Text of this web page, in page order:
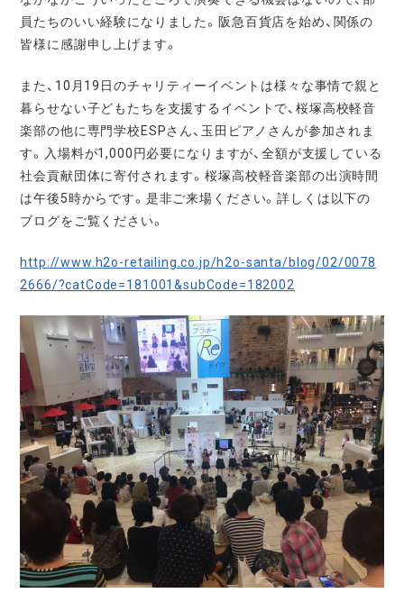
員たちのいい経験になりました。阪急百貨店を始め、関係の
皆様に感謝申し上げます。
また、10月19日のチャリティーイベントは様々な事情で親と
暮らせない子どもたちを支援するイベントで、桜塚高校軽音
楽部の他に専門学校ESPさん、玉田ピアノさんが参加されま
す。入場料が1,000円必要になりますが、全額が支援している
社会貢献団体に寄付されます。桜塚高校軽音楽部の出演時間
は午後5時からです。是非ご来場ください。詳しくは以下の
ブログをご覧ください。
http://www.h2o-retailing.co.jp/h2o-santa/blog/02/0078
2666/?catCode=181001&subCode=182002